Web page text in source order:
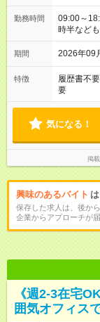
勤務時間
09:00～
時半など
期間 2026年09
特徴 履歴書不要
要
気になる！
掲
興味のあるバイト
保存した求人は、後か
企業からアプローチが
《週2-3在宅
囲気オフィス